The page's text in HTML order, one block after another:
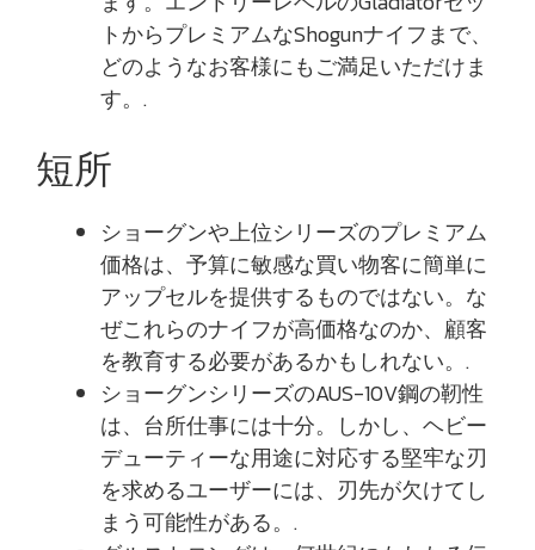
トからプレミアムなShogunナイフまで、
どのようなお客様にもご満足いただけま
す。.
短所
ショーグンや上位シリーズのプレミアム
価格は、予算に敏感な買い物客に簡単に
アップセルを提供するものではない。な
ぜこれらのナイフが高価格なのか、顧客
を教育する必要があるかもしれない。.
ショーグンシリーズのAUS-10V鋼の靭性
は、台所仕事には十分。しかし、ヘビー
デューティーな用途に対応する堅牢な刃
を求めるユーザーには、刃先が欠けてし
まう可能性がある。.